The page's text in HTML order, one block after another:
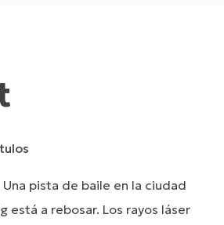
Una pista de baile en la ciudad
está a rebosar. Los rayos láser